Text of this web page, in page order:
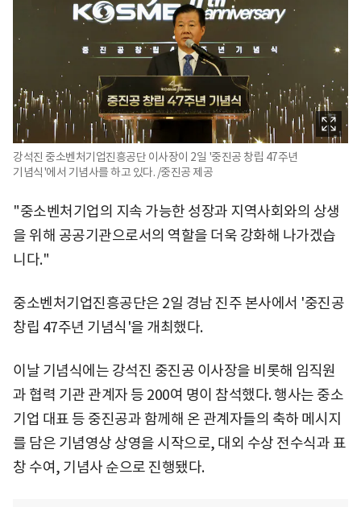
강석진 중소벤처기업진흥공단 이사장이 2일 '중진공 창립 47주년
기념식'에서 기념사를 하고 있다. /중진공 제공
"중소벤처기업의 지속 가능한 성장과 지역사회와의 상생
을 위해 공공기관으로서의 역할을 더욱 강화해 나가겠습
니다."
중소벤처기업진흥공단은 2일 경남 진주 본사에서 '중진공
창립 47주년 기념식'을 개최했다.
이날 기념식에는 강석진 중진공 이사장을 비롯해 임직원
과 협력 기관 관계자 등 200여 명이 참석했다. 행사는 중소
기업 대표 등 중진공과 함께해 온 관계자들의 축하 메시지
를 담은 기념영상 상영을 시작으로, 대외 수상 전수식과 표
창 수여, 기념사 순으로 진행됐다.